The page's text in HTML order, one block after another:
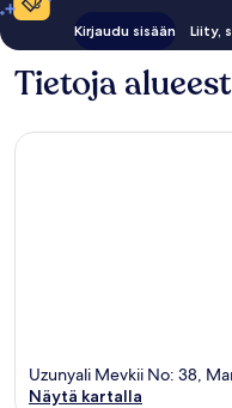
Kirjaudu sisään Liity,
Tietoja
Uzunyali Mevkii No: 38,
Näytä kartalla